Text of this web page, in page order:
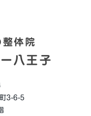
体院
八王子
3-6-5